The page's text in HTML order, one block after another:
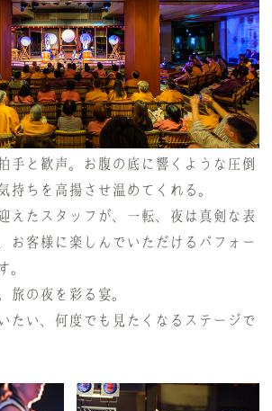
手と歓声。お腹の底に響くような圧倒
持ちを高揚させ温めてくれる。
えたスタッフが、一転、夜は真剣な表
お客様に楽しんでいただけるパフォー
。
旅の夜を彩る宴。
たい、何度でも見たくなるステージで